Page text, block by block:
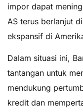
impor dapat
AS terus berlanjut
ekspansif di
Dalam situasi ini,
tantangan untuk
mendukung
kredit dan